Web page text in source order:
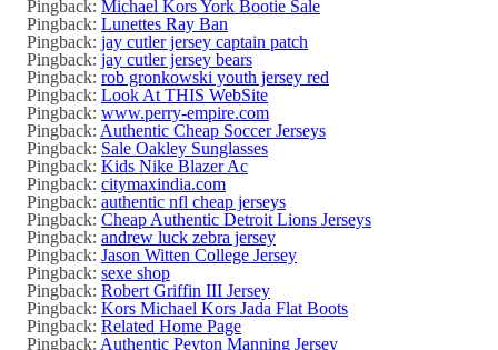
Pingback: Michael Kors York Bootie Sale
Pingback: Lunettes Ray Ban
Pingback: jay cutler jersey captain patch
Pingback: jay cutler jersey bears
Pingback: rob gronkowski youth jersey red
Pingback: Look At THIS WebSite
Pingback: www.perry-empire.com
Pingback: Authentic Cheap Soccer Jerseys
Pingback: Sale Oakley Sunglasses
Pingback: Kids Nike Blazer Ac
Pingback: citymaxindia.com
Pingback: authentic nfl cheap jerseys
Pingback: Cheap Authentic Detroit Lions Jerseys
Pingback: andrew luck zebra jersey
Pingback: Jason Witten College Jersey
Pingback: sexe shop
Pingback: Robert Griffin III Jersey
Pingback: Kors Michael Kors Jada Flat Boots
Pingback: Related Home Page
Pingback: Authentic Peyton Manning Jersey